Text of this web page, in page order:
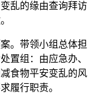
乱的缘由查询拜访
。带领小组总体担
置组：由应急办、
食物平安变乱的风
履行职责。